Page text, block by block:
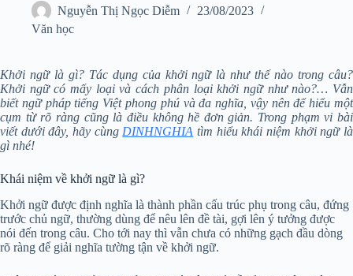
Nguyễn Thị Ngọc Diễm
23/08/2023
Văn học
Khởi ngữ là gì? Tác dụng của khởi ngữ là như thế nào trong câu?
Khởi ngữ có mấy loại và cách phân loại khởi ngữ như nào?… Vẫn
biết ngữ pháp tiếng Việt phong phú và đa nghĩa, vậy nên để hiểu một
cụm từ rõ ràng cũng là điều không hề đơn giản. Trong phạm vi bài
viết dưới đây, hãy cùng DINHNGHIA tìm hiểu khái niệm khởi ngữ là
gì nhé!
Khái niệm về khởi ngữ là gì?
Khởi ngữ được định nghĩa là thành phần cấu trúc phụ trong câu, đứng
trước chủ ngữ, thường dùng để nêu lên đề tài, gợi lên ý tưởng được
nói đến trong câu. Cho tới nay thì vẫn chưa có những gạch đầu dòng
rõ ràng để giải nghĩa tường tận về khởi ngữ.